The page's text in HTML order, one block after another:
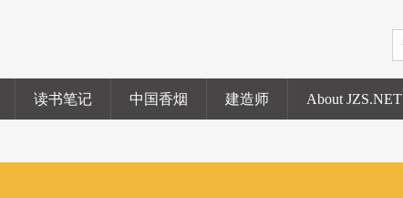
读书笔记 中国香烟 建造师 About JZS.NET